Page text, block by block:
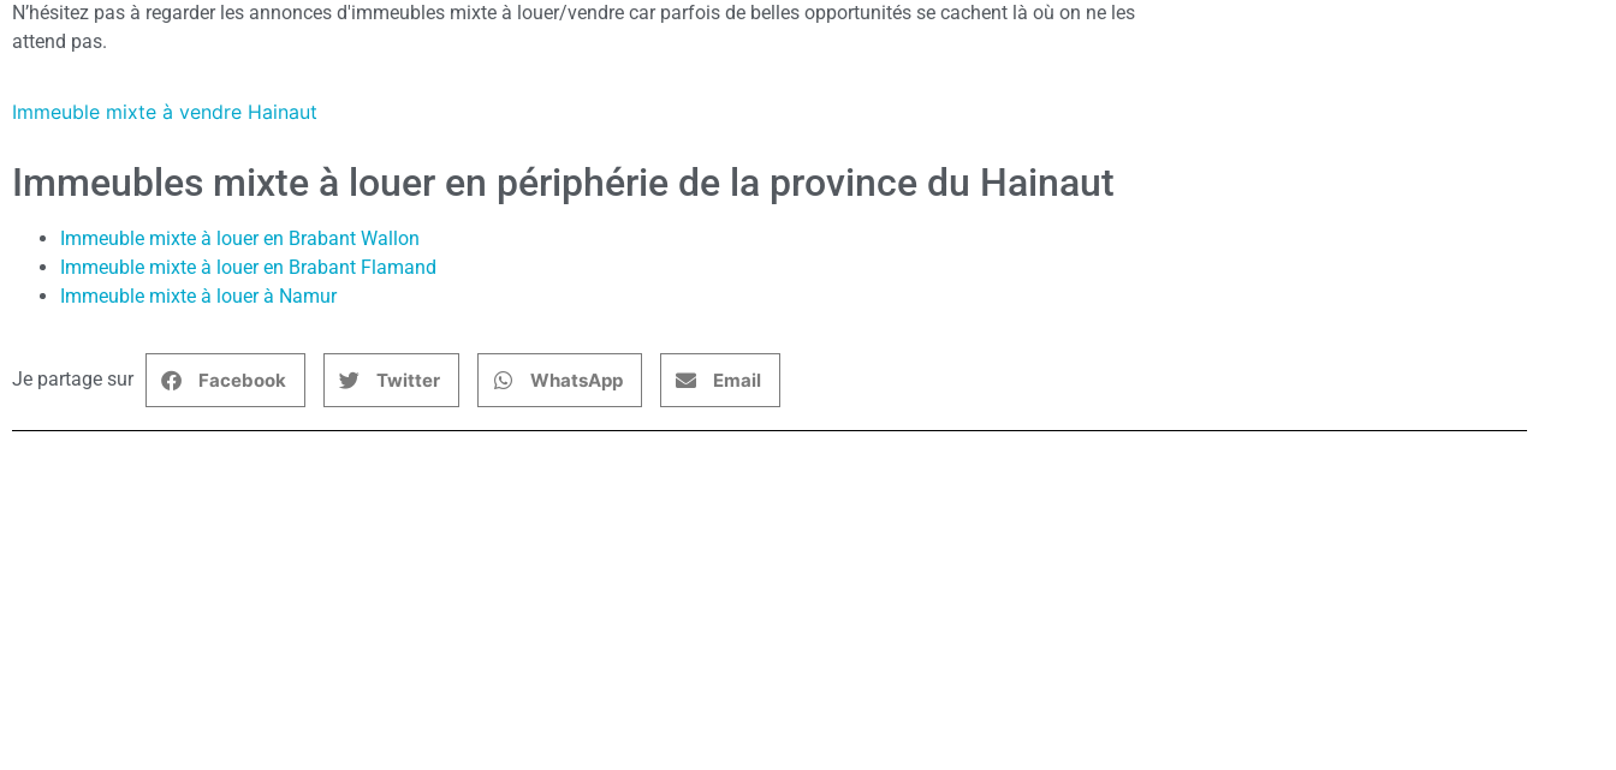
N’hésitez pas à regarder les annonces d'immeubles mixte à louer/vendre car parfois de belles opportunités se cachent là où on ne les
attend pas.
Immeuble mixte à vendre Hainaut
Immeubles mixte à louer en périphérie de la province du Hainaut
Immeuble mixte à louer en Brabant Wallon
Immeuble mixte à louer en Brabant Flamand
Immeuble mixte à louer à Namur
Je partage sur Facebook Twitter WhatsApp Email